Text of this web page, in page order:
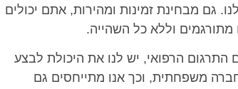
גם מבחינת זמינות ומהירות, אתם יכולים
וללא כל השהייה.
התרגום הרפואי, יש לנו את היכולת לבצע
משפחתית, וכך אנו מתייחסים גם